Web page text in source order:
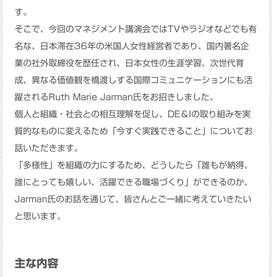
す。
そこで、今回のマネジメント講演会ではTVやラジオなどでも有
名な、日本滞在36年の米国人女性経営者であり、国内著名企
業の社外取締役を歴任され、日本女性の生涯学習、次世代育
成、異なる価値観を橋渡しする国際コミュニケーションにも活
躍されるRuth Marie Jarman氏をお招きしました。
個人と組織・社会との相互理解を促し、DE＆Iの取り組みを実
質的なものに変えるため「今すぐ実践できること」についてお
話いただきます。
「多様性」を組織の力にするため、どうしたら「誰もが納得、
誰にとっても嬉しい、活躍できる職場づくり」ができるのか、
Jarman氏のお話を通じて、皆さんとご一緒に考えていきたい
と思います。
主な内容